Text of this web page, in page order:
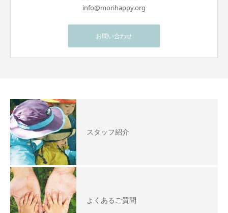
info@morihappy.org
お問い合わせ
スタッフ紹介
よくあるご質問